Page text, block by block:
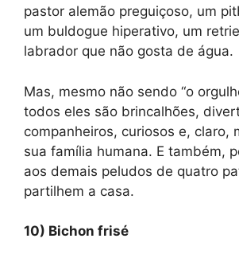
pastor alemão preguiçoso, um
um buldogue hiperativo, um
labrador que não gosta de água.
Mas, mesmo não sendo “o
todos eles são brincalhões,
companheiros, curiosos e, claro,
sua família humana. E também,
aos demais peludos de quatro
partilhem a casa.
10) Bichon frisé